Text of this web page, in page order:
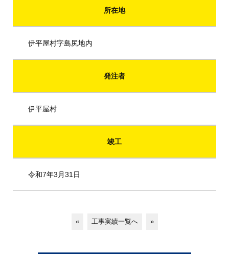
所在地
伊平屋村字島尻地内
発注者
伊平屋村
竣工
令和7年3月31日
« 工事実績一覧へ »